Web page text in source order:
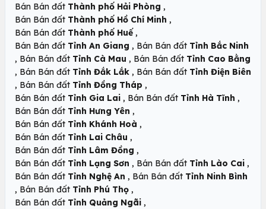
Bán Bán đất Thành phố Hải Phòng ,
Bán Bán đất Thành phố Hồ Chí Minh ,
Bán Bán đất Thành phố Huế ,
Bán Bán đất Tỉnh An Giang , Bán Bán đất Tỉnh Bắc Ninh
, Bán Bán đất Tỉnh Cà Mau , Bán Bán đất Tỉnh Cao Bằng
, Bán Bán đất Tỉnh Đắk Lắk , Bán Bán đất Tỉnh Điện Biên
, Bán Bán đất Tỉnh Đồng Tháp ,
Bán Bán đất Tỉnh Gia Lai , Bán Bán đất Tỉnh Hà Tĩnh ,
Bán Bán đất Tỉnh Hưng Yên ,
Bán Bán đất Tỉnh Khánh Hoà ,
Bán Bán đất Tỉnh Lai Châu ,
Bán Bán đất Tỉnh Lâm Đồng ,
Bán Bán đất Tỉnh Lạng Sơn , Bán Bán đất Tỉnh Lào Cai ,
Bán Bán đất Tỉnh Nghệ An , Bán Bán đất Tỉnh Ninh Bình
, Bán Bán đất Tỉnh Phú Thọ ,
Bán Bán đất Tỉnh Quảng Ngãi ,